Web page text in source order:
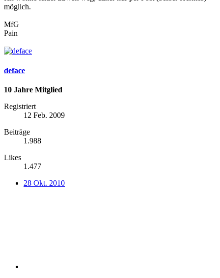
möglich.
MfG
Pain
deface
10 Jahre Mitglied
Registriert
12 Feb. 2009
Beiträge
1.988
Likes
1.477
28 Okt. 2010